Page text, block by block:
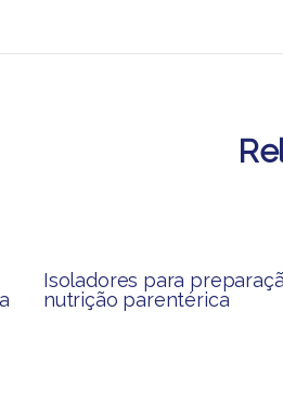
Isoladores para
nutrição parentérica​